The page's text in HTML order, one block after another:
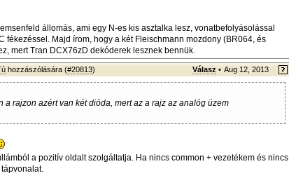
állomás, ami egy N-es kis asztalka lesz, vonatbefolyásolással
fékezéssel. Majd írom, hogy a két Fleischmann mozdony (BR064, és
mert Tran DCX76zD dekóderek lesznek bennük.
hozzászólására (#20813) Válasz • Aug 12, 2013
a rajzon azért van két dióda, mert az a rajz az analóg üzem
a pozitív oldalt szolgáltatja. Ha nincs common + vezetékem és nincs